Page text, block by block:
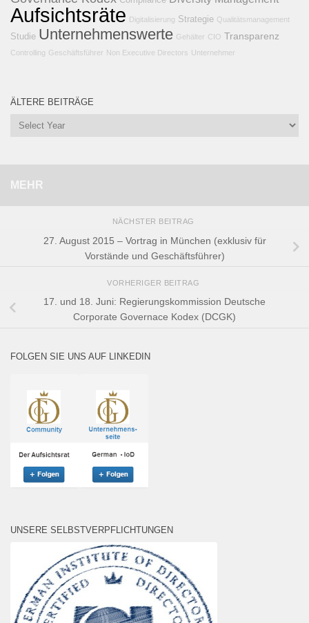
Aufsichtsräte Digitalisierung Strategie Qualitätsmanagement
Studie Unternehmenswerte Gehälter CIO Transparenz
Controlling Geschäftsführer Non Executive Directors Unternehmer
ÄLTERE BEITRÄGE
MEHR
NÄCHSTER BEITRAG
27. August 2015 – Vortrag in München (exklusiv für
Vorstände und Geschäftsführer)
VORHERIGER BEITRAG
17. und 18. Juni: Regierungskommission Deutsche
Corporate Governace Kodex (DCGK)
FOLGEN SIE UNS AUF LINKEDIN
UNSERE SELBSTVERPFLICHTUNGEN